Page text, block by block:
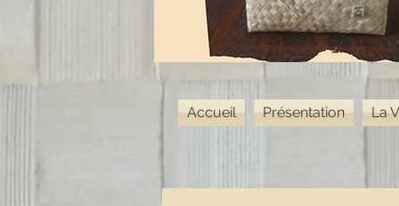
Accueil Présentation La